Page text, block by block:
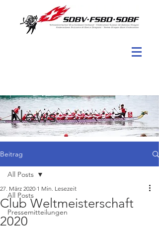
News
Beitrag
All Posts
Pressemitteilungen
All Posts
Club Weltmeisterschaft
2020
27. März 2020 1 Min. Lesezeit